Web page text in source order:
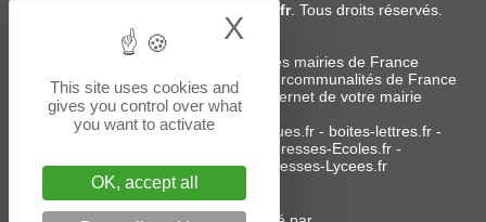
Adresses-Mairies.fr. Tous droits réservés.
Services :
Liste des adresses e-mails des mairies de France
Liste des adresses e-mails des intercommunalités de France
-Création ou refonte du site internet de votre mairie
Sites partenaires:donneespubliques.fr- boites-lettres.fr-
Adresses-Ecoles.fr -
Adresses-Colleges.fr- Adresses-Lycees.fr
This site uses cookies and
gives you control over what
you want to activate
OK, accept all
X